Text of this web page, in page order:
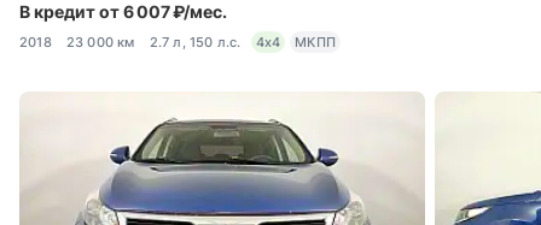
В кредит от 6 007 ₽/мес.
2018 23 000 км 2.7 л, 150 л.с. 4x4 МКПП